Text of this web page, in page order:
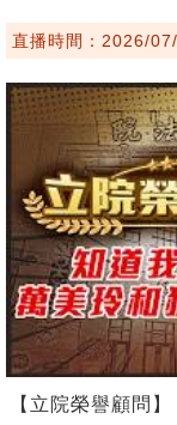
直播時間：2026/
【立院榮譽顧問